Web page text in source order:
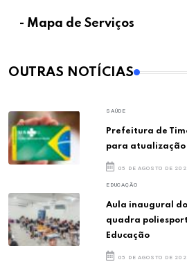
- Mapa de Serviços
OUTRAS NOTÍCIAS
SAÚDE
Prefeitura de
para atualização
05 DE AGOSTO DE
EDUCAÇÃO
Aula inaugural do
quadra
Educação
05 DE AGOSTO DE